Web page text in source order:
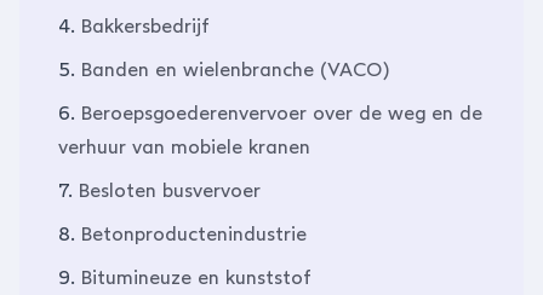
4. Bakkersbedrijf
5. Banden en wielenbranche (VACO)
6. Beroepsgoederenvervoer over de weg en de
verhuur van mobiele kranen
7. Besloten busvervoer
8. Betonproductenindustrie
9. Bitumineuze en kunststof